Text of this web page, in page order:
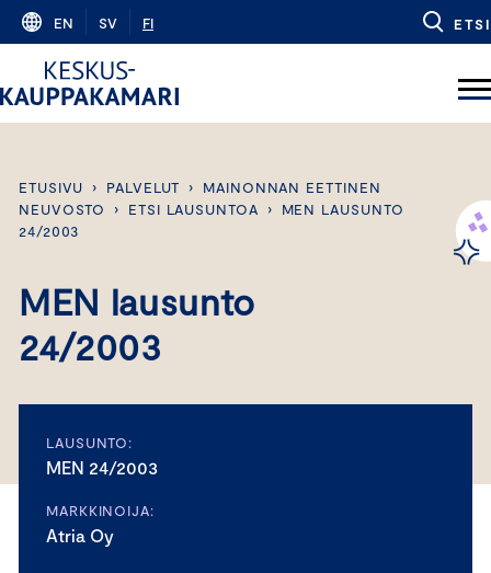
Skip
content
EN SV FI ETSI
ETUSIVU › PALVELUT ›
MAINONNAN EETTINEN
NEUVOSTO
› ETSI LAUSUNTOA ›
MEN LAUSUNTO
24/2003
MEN lausunto
24/2003
LAUSUNTO:
MEN 24/2003
MARKKINOIJA:
Atria Oy